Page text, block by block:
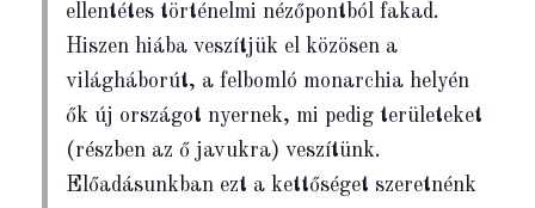
ellentétes történelmi nézőpontból fakad.
Hiszen hiába veszítjük el közösen a
világháborút, a felbomló monarchia helyén
ők új országot nyernek, mi pedig területeket
(részben az ő javukra) veszítünk.
Előadásunkban ezt a kettőséget szeretnénk